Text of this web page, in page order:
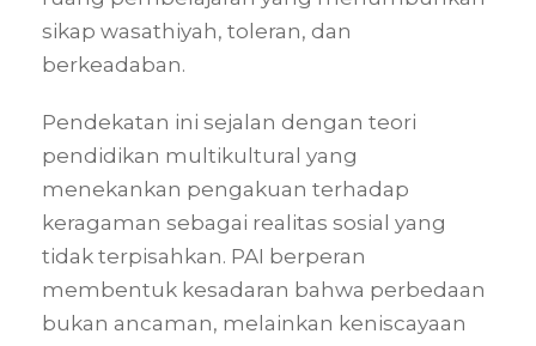
sikap wasathiyah, toleran, dan
berkeadaban.
Pendekatan ini sejalan dengan teori
pendidikan multikultural yang
menekankan pengakuan terhadap
keragaman sebagai realitas sosial yang
tidak terpisahkan. PAI berperan
membentuk kesadaran bahwa perbedaan
bukan ancaman, melainkan keniscayaan